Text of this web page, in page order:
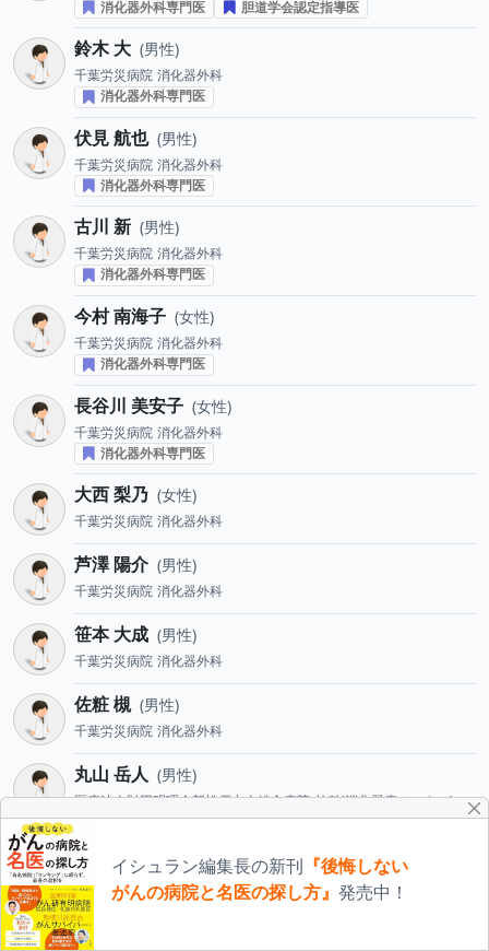
消化器外科専門医
胆道学会認定指導医
鈴木 大 男性
千葉労災病院 消化器外科
消化器外科専門医
伏見 航也 男性
千葉労災病院 消化器外科
消化器外科専門医
古川 新 男性
千葉労災病院 消化器外科
消化器外科専門医
今村 南海子 女性
千葉労災病院 消化器外科
消化器外科専門医
長谷川 美安子 女性
千葉労災病院 消化器外科
消化器外科専門医
大西 梨乃 女性
千葉労災病院 消化器外科
芦澤 陽介 男性
千葉労災病院 消化器外科
笹本 大成 男性
千葉労災病院 消化器外科
佐粧 槻 男性
千葉労災病院 消化器外科
丸山 岳人 男性
医療法人財団明理会新松戸中央総合病院 外科(消化器病センター)
消化器外科専門医
竹内 瑞葵 男性
医療法人財団明理会新松戸中央総合病院 外科(消化器病センター)
イシュラン編集長の新刊
『後悔しない
がんの病院と名医の探し方』 発売中！